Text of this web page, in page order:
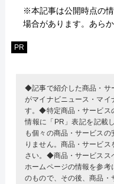
※本記事は公開時点の
場合があります。あら
PR
◆記事で紹介した商品・サ
がマイナビニュース・マイ
す。◆特定商品・サービス
情報に「PR」表記を記載
も個々の商品・サービス
りません。商品・サービ
さい。◆商品・サービスス
ホームページの情報を参
のもので、その後、商品